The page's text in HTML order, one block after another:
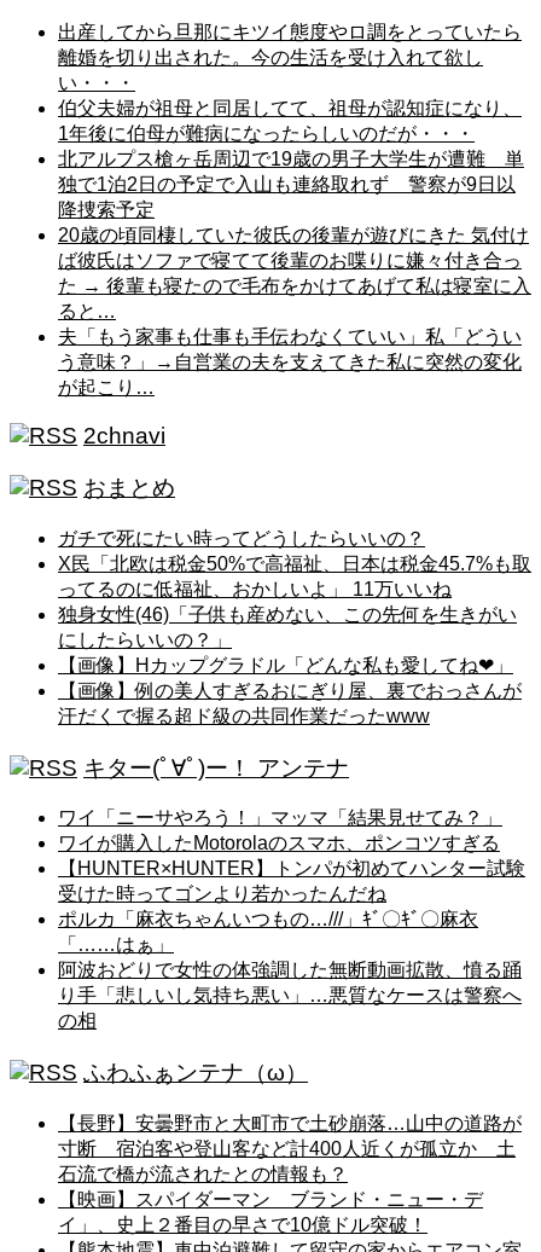
出産してから旦那にキツイ態度やロ調をとっていたら
離婚を切り出された。今の生活を受け入れて欲し
い・・・
伯父夫婦が祖母と同居してて、祖母が認知症になり、
1年後に伯母が難病になったらしいのだが・・・
北アルプス槍ヶ岳周辺で19歳の男子大学生が遭難 単
独で1泊2日の予定で入山も連絡取れず 警察が9日以
降捜索予定
20歳の頃同棲していた彼氏の後輩が遊びにきた 気付け
ば彼氏はソファで寝てて後輩のお喋りに嫌々付き合っ
た → 後輩も寝たので毛布をかけてあげて私は寝室に入
ると…
夫「もう家事も仕事も手伝わなくていい」私「どうい
う意味？」→自営業の夫を支えてきた私に突然の変化
が起こり…
2chnavi
おまとめ
ガチで死にたい時ってどうしたらいいの？
X民「北欧は税金50%で高福祉、日本は税金45.7%も取
ってるのに低福祉、おかしいよ」 11万いいね
独身女性(46)「子供も産めない、この先何を生きがい
にしたらいいの？」
【画像】Hカップグラドル「どんな私も愛してね❤」
【画像】例の美人すぎるおにぎり屋、裏でおっさんが
汗だくで握る超ド級の共同作業だったwww
キター(ﾟ∀ﾟ)ー！ アンテナ
ワイ「ニーサやろう！」マッマ「結果見せてみ？」
ワイが購入したMotorolaのスマホ、ポンコツすぎる
【HUNTER×HUNTER】トンパが初めてハンター試験
受けた時ってゴンより若かったんだね
ポルカ「麻衣ちゃんいつもの…///」ｷﾞ〇ｷﾞ〇麻衣
「……はぁ」
阿波おどりで女性の体強調した無断動画拡散、憤る踊
り手「悲しいし気持ち悪い」…悪質なケースは警察へ
の相
ふわふぁンテナ（ω）
【長野】安曇野市と大町市で土砂崩落…山中の道路が
寸断 宿泊客や登山客など計400人近くが孤立か 土
石流で橋が流されたとの情報も？
【映画】スパイダーマン ブランド・ニュー・デ
イ」、史上２番目の早さで10億ドル突破！